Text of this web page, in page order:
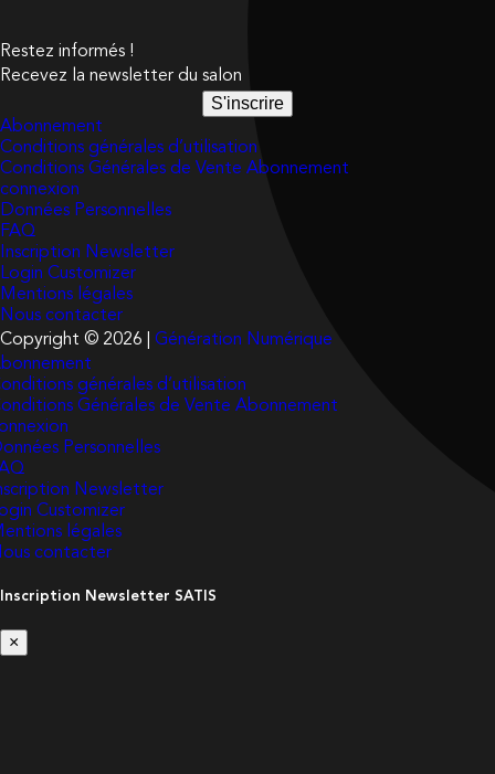
Restez informés !
Recevez la newsletter du salon
S'inscrire
Abonnement
Conditions générales d’utilisation
Conditions Générales de Vente Abonnement
connexion
Données Personnelles
FAQ
Inscription Newsletter
Login Customizer
Mentions légales
Nous contacter
Copyright © 2026 | Génération Numérique
générales d’utilisation
Générales de Vente Abonnement
Personnelles
Newsletter
Customizer
légales
contacter
Inscription Newsletter SATIS
×